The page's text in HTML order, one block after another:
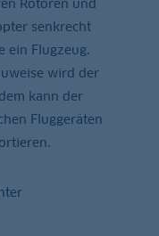
Rotoren und
senkrecht
ein Flugzeug.
wird der
kann der
Fluggeräten